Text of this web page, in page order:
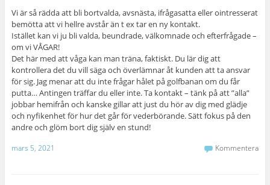
Vi är så rädda att bli bortvalda, avsnästa, ifrågasatta eller ointresserat
bemötta att vi hellre avstår än t ex tar en ny kontakt.
Istället kan vi ju bli valda, beundrade, välkomnade och efterfrågade –
om vi VÅGAR!
Det här med att våga kan man träna, faktiskt. Du lär dig att
kontrollera det du vill säga och överlämnar åt kunden att ta ansvar
för sig. Jag menar att du inte frågar hålet på golfbanan om du får
putta… Antingen träffar du eller inte. Ta kontakt – tänk på att ”alla”
jobbar hemifrån och kanske gillar att just du hör av dig med glädje
och nyfikenhet för hur det går för vederbörande. Sätt fokus på den
andre och glöm bort dig själv en stund!
mars 5, 2021 Kommentera